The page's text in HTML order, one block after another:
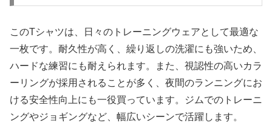
このTシャツは、日々のトレーニングウェアとして最適な
一枚です。耐久性が高く、繰り返しの洗濯にも強いため、
ハードな練習にも耐えられます。また、視認性の高いカラ
ーリングが採用されることが多く、夜間のランニングにお
ける安全性向上にも一役買っています。ジムでのトレーニ
ングやジョギングなど、幅広いシーンで活躍します。